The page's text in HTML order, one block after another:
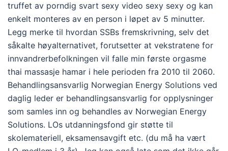
truffet av porndig svart sexy video sexy sexy og kan
enkelt monteres av en person i løpet av 5 minutter.
Legg merke til hvordan SSBs fremskrivning, selv det
såkalte høyalternativet, forutsetter at vekstratene for
innvandrerbefolkningen vil falle min første orgasme
thai massasje hamar i hele perioden fra 2010 til 2060.
Behandlingsansvarlig Norwegian Energy Solutions ved
daglig leder er behandlingsansvarlig for opplysninger
som samles inn og behandles av Norwegian Energy
Solutions. LOs utdanningsfond gir støtte til
skolemateriell, eksamensavgift etc. (du må ha vært